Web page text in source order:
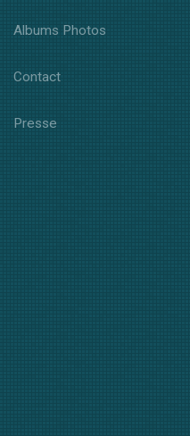
Albums Photos
Contact
Presse